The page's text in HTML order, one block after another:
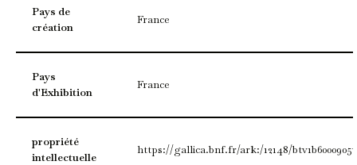
Pays de
création
France
Pays
d'Exhibition
France
propriété
intellectuelle
https://gallica.bnf.fr/ark:/12148/